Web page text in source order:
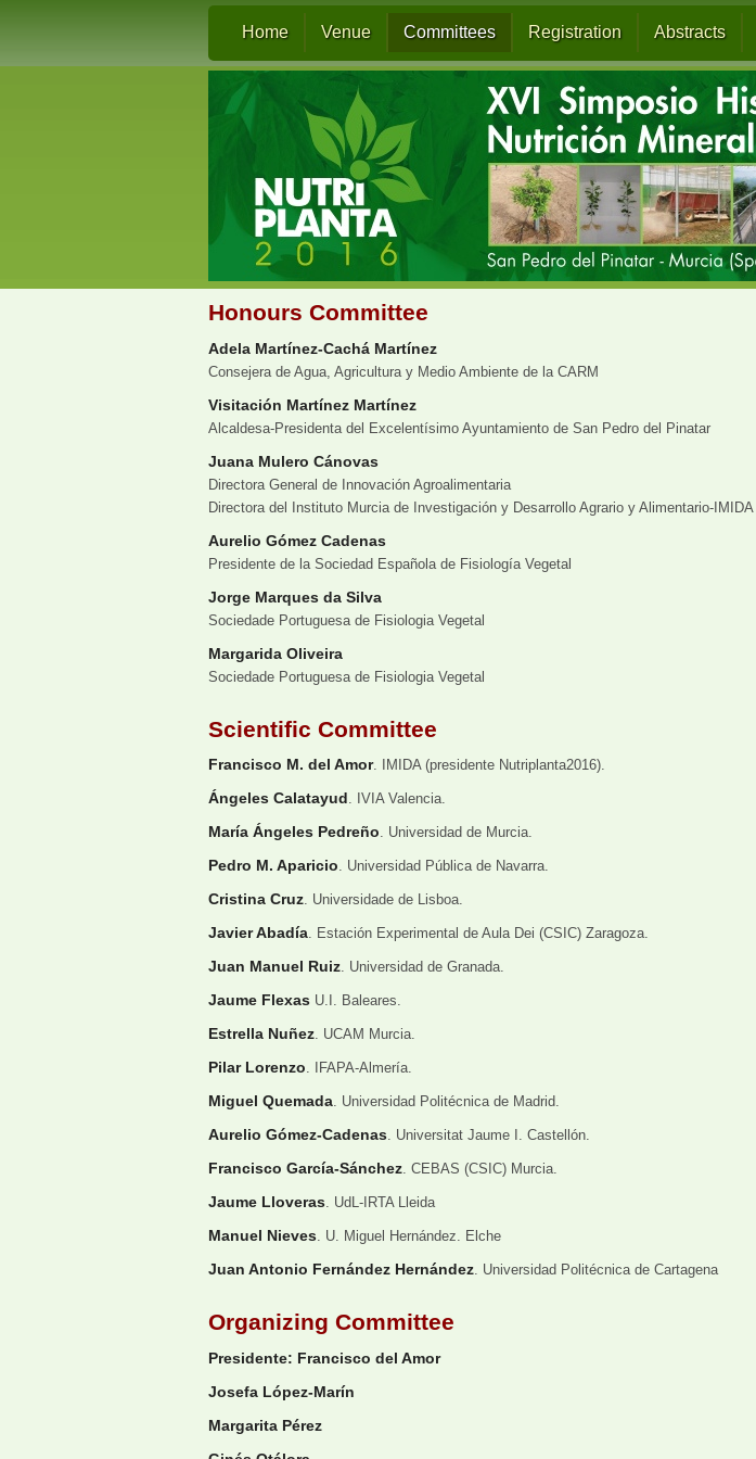
Home Venue Committees Registration Abstracts
Honours Committee
Adela Martínez-Cachá Martínez
Consejera de Agua, Agricultura y Medio Ambiente de la CARM
Visitación Martínez Martínez
Alcaldesa-Presidenta del Excelentísimo Ayuntamiento de San Pedro del Pinatar
Juana Mulero Cánovas
Directora General de Innovación Agroalimentaria
Directora del Instituto Murcia de Investigación y Desarrollo Agrario y Alimentario-IMIDA
Aurelio Gómez Cadenas
Presidente de la Sociedad Española de Fisiología Vegetal
Jorge Marques da Silva
Sociedade Portuguesa de Fisiologia Vegetal
Margarida Oliveira
Sociedade Portuguesa de Fisiologia Vegetal
Scientific Committee
Francisco M. del Amor. IMIDA (presidente Nutriplanta2016).
Ángeles Calatayud. IVIA Valencia.
María Ángeles Pedreño. Universidad de Murcia.
Pedro M. Aparicio. Universidad Pública de Navarra.
Cristina Cruz. Universidade de Lisboa.
Javier Abadía. Estación Experimental de Aula Dei (CSIC) Zaragoza.
Juan Manuel Ruiz. Universidad de Granada.
Jaume Flexas U.I. Baleares.
Estrella Nuñez. UCAM Murcia.
Pilar Lorenzo. IFAPA-Almería.
Miguel Quemada. Universidad Politécnica de Madrid.
Aurelio Gómez-Cadenas. Universitat Jaume I. Castellón.
Francisco García-Sánchez. CEBAS (CSIC) Murcia.
Jaume Lloveras. UdL-IRTA Lleida
Manuel Nieves. U. Miguel Hernández. Elche
Juan Antonio Fernández Hernández. Universidad Politécnica de Cartagena
Organizing Committee
Presidente: Francisco del Amor
Josefa López-Marín
Margarita Pérez